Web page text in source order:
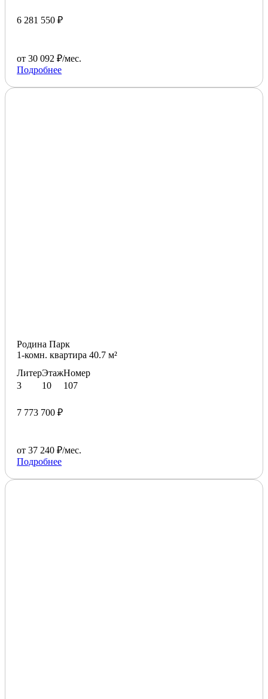
6 281 550 ₽
от 30 092 ₽/мес.
Подробнее
Родина Парк
1-комн. квартира 40.7 м²
Литер
3
Этаж
10
Номер
107
7 773 700 ₽
от 37 240 ₽/мес.
Подробнее